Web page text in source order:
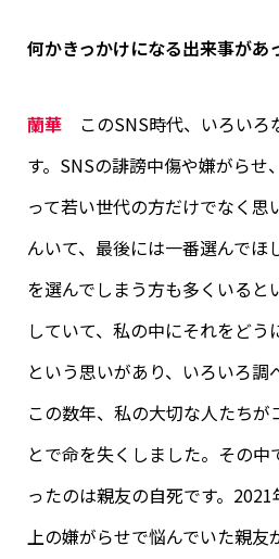
何かきっかけになる出来事があ
蘭華このSNS時代、いろいろ
す。SNSの誹謗中傷や嫌がらせ
って若い世代の方だけでなく思
んいて、最後には一番選んでほ
を選んでしまう方も多くいると
していて、私の中にそれをどう
という思いがあり、いろいろ調
この数年、私の大切な人たちが
とで命を失くしました。その
ったのは親友の自死です。
上の嫌がらせで悩んでいた親友